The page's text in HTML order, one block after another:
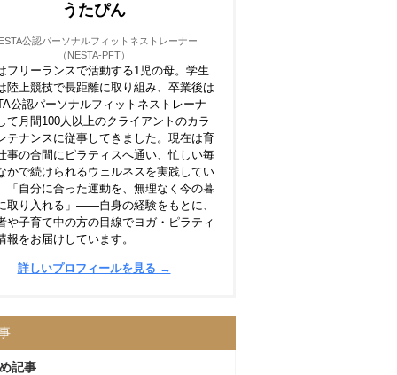
うたぴん
公認パーソナルフィットネストレーナー
（NESTA-PFT）
フリーランスで活動する1児の母。学生
陸上競技で長距離に取り組み、卒業後は
公認パーソナルフィットネストレーナ
て月間100人以上のクライアントのカラ
テナンスに従事してきました。現在は育
事の合間にピラティスへ通い、忙しい毎
かで続けられるウェルネスを実践してい
「自分に合った運動を、無理なく今の暮
取り入れる」——自身の経験をもとに、
や子育て中の方の目線でヨガ・ピラティ
報をお届けしています。
詳しいプロフィールを見る →
記事